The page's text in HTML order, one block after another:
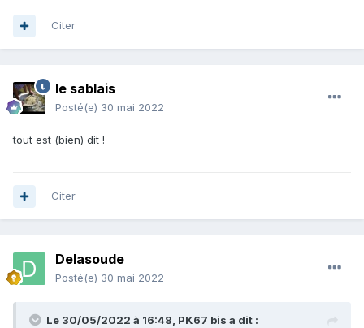
Citer
le sablais
Posté(e) 30 mai 2022
tout est (bien) dit !
Citer
Delasoude
Posté(e) 30 mai 2022
Le 30/05/2022 à 16:48, PK67 bis a dit :